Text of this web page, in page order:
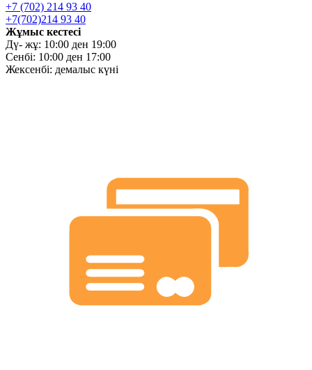
+7 (702) 214 93 40
+7(702)214 93 40
Жұмыс кестесі
Дү- жұ: 10:00 ден 19:00
Сенбі: 10:00 ден 17:00
Жексенбі: демалыс күні